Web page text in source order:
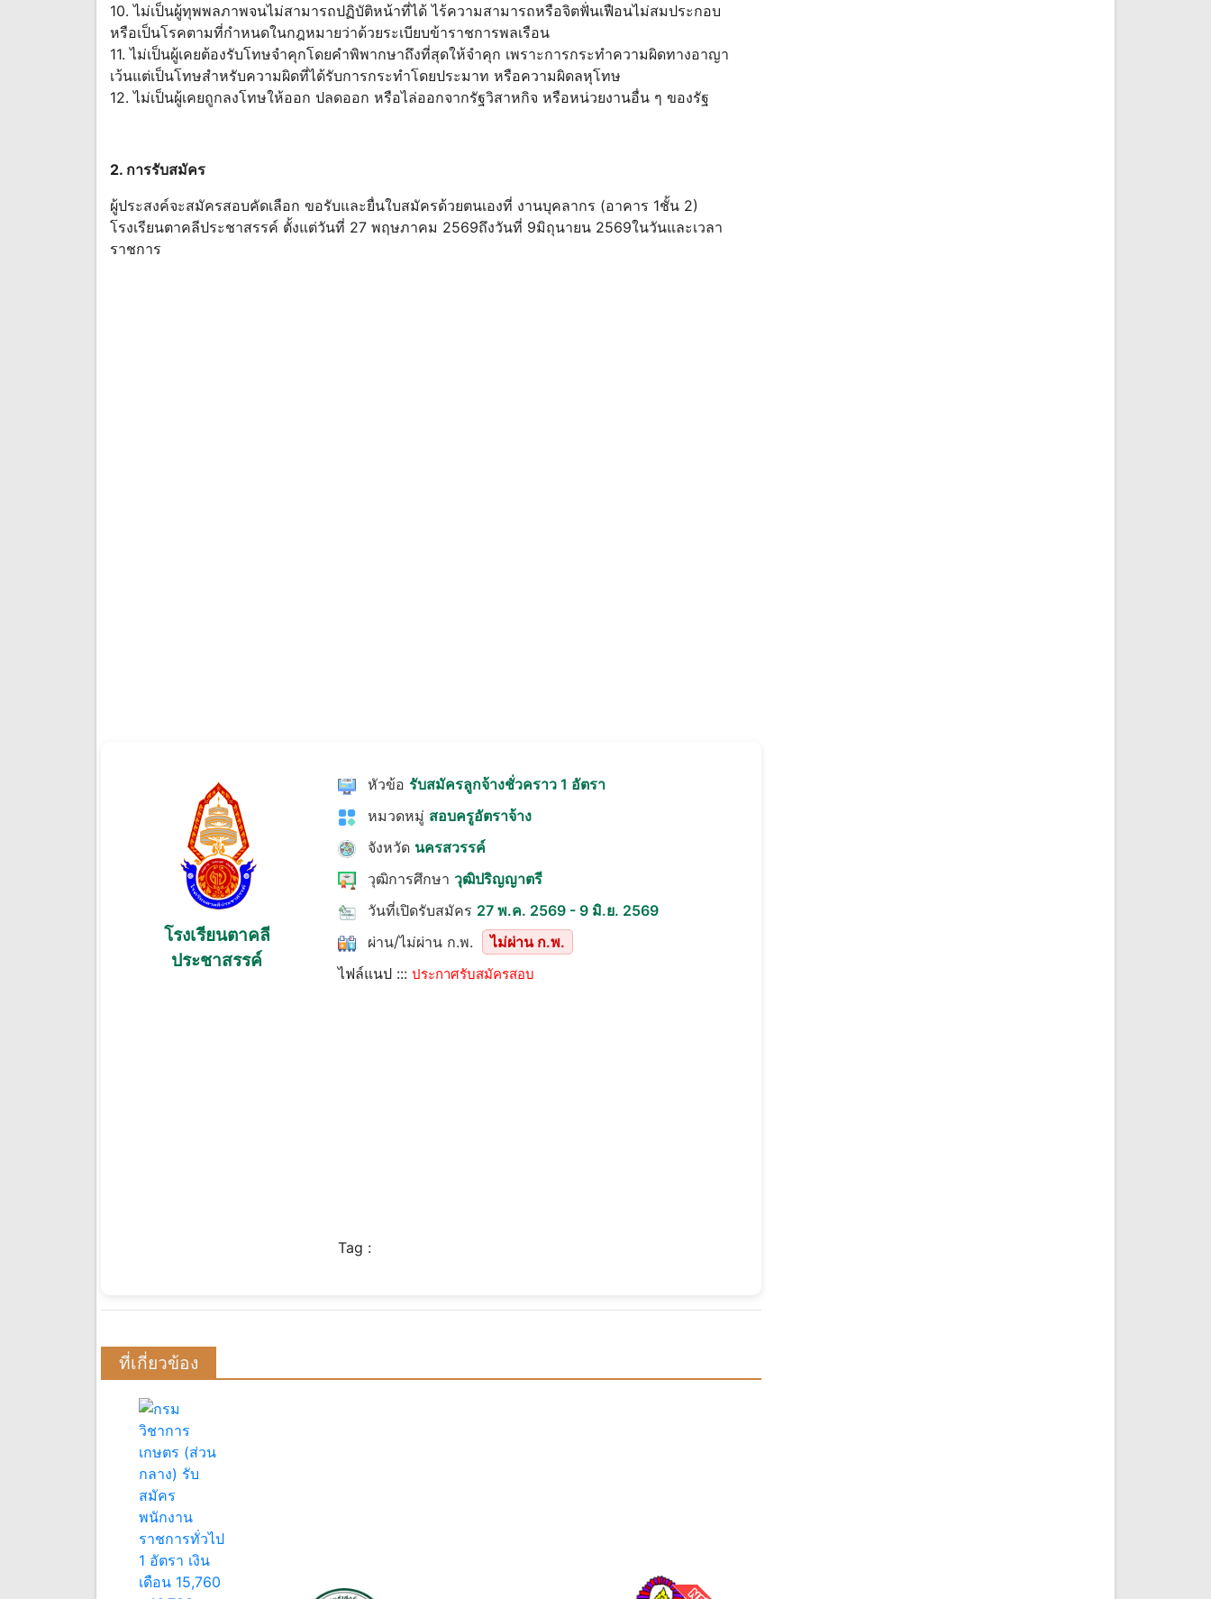
10. ไม่เป็นผู้ทุพพลภาพจนไม่สามารถปฏิบัติหน้าที่ได้ ไร้ความสามารถหรือจิตฟั่นเฟือนไม่สมประกอบ
หรือเป็นโรคตามที่กำหนดในกฎหมายว่าด้วยระเบียบข้าราชการพลเรือน
11. ไม่เป็นผู้เคยต้องรับโทษจำคุกโดยคำพิพากษาถึงที่สุดให้จำคุก เพราะการกระทำความผิดทางอาญา
เว้นแต่เป็นโทษสำหรับความผิดที่ได้รับการกระทำโดยประมาท หรือความผิดลหุโทษ
12. ไม่เป็นผู้เคยถูกลงโทษให้ออก ปลดออก หรือไล่ออกจากรัฐวิสาหกิจ หรือหน่วยงานอื่น ๆ ของรัฐ
2. การรับสมัคร
ผู้ประสงค์จะสมัครสอบคัดเลือก ขอรับและยื่นใบสมัครด้วยตนเองที่ งานบุคลากร (อาคาร 1ชั้น 2)
โรงเรียนตาคลีประชาสรรค์ ตั้งแต่วันที่ 27 พฤษภาคม 2569ถึงวันที่ 9มิถุนายน 2569ในวันและเวลา
ราชการ
โรงเรียนตาคลี
ประชาสรรค์
หัวข้อ รับสมัครลูกจ้างชั่วคราว 1 อัตรา
หมวดหมู่ สอบครูอัตราจ้าง
จังหวัด นครสวรรค์
วุฒิการศึกษา วุฒิปริญญาตรี
วันที่เปิดรับสมัคร 27 พ.ค. 2569 - 9 มิ.ย. 2569
ผ่าน/ไม่ผ่าน ก.พ.
ไม่ผ่าน ก.พ.
ไฟล์แนป ::: ประกาศรับสมัครสอบ
Tag :
ที่เกี่ยวข้อง